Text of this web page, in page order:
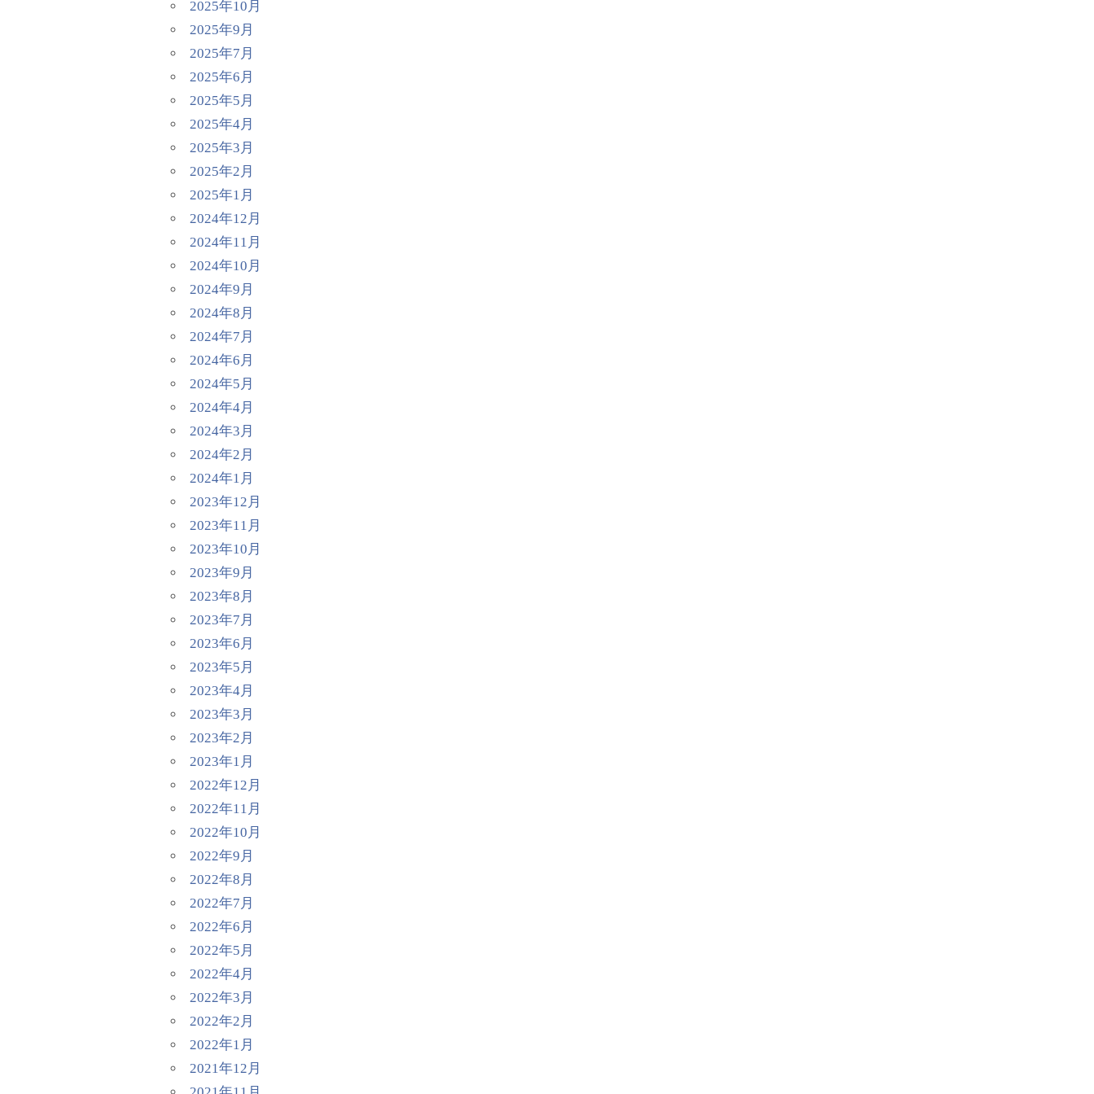
2025年10月
2025年9月
2025年7月
2025年6月
2025年5月
2025年4月
2025年3月
2025年2月
2025年1月
2024年12月
2024年11月
2024年10月
2024年9月
2024年8月
2024年7月
2024年6月
2024年5月
2024年4月
2024年3月
2024年2月
2024年1月
2023年12月
2023年11月
2023年10月
2023年9月
2023年8月
2023年7月
2023年6月
2023年5月
2023年4月
2023年3月
2023年2月
2023年1月
2022年12月
2022年11月
2022年10月
2022年9月
2022年8月
2022年7月
2022年6月
2022年5月
2022年4月
2022年3月
2022年2月
2022年1月
2021年12月